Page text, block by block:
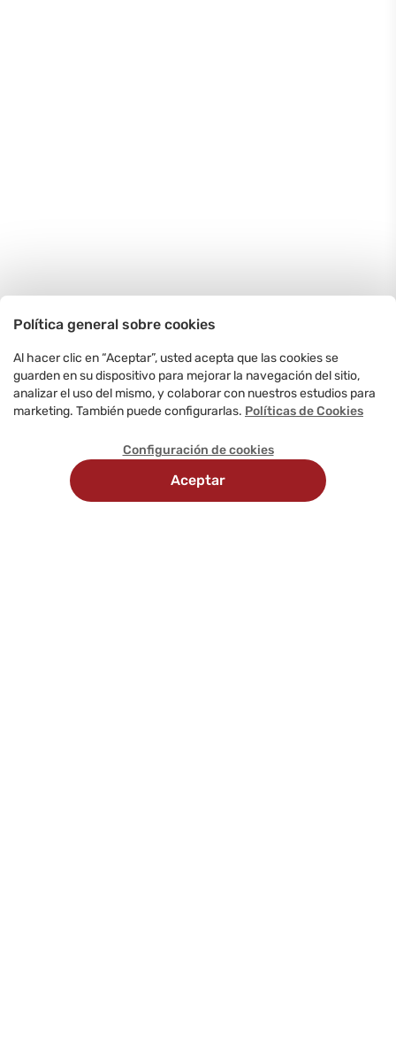
Política general sobre cookies
Al hacer clic en “Aceptar”, usted acepta que las cookies se
guarden en su dispositivo para mejorar la navegación del sitio,
analizar el uso del mismo, y colaborar con nuestros estudios para
marketing. También puede configurarlas. Políticas de Cookies
Configuración de cookies
Aceptar